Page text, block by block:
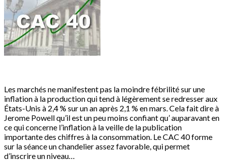
Les marchés ne manifestent pas la moindre fébrilité sur une
inflation à la production qui tend à légèrement se redresser aux
États-Unis à 2,4 % sur un an après 2,1 % en mars. Cela fait dire à
Jerome Powell qu’il est un peu moins confiant qu’ auparavant en
ce qui concerne l’inflation à la veille de la publication
importante des chiffres à la consommation. Le CAC 40 forme
sur la séance un chandelier assez favorable, qui permet
d’inscrire un niveau…